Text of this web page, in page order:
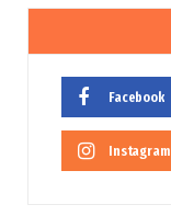
Facebook
Instagram